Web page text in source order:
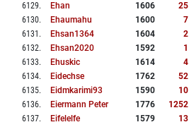
6129. Ehan 1606 25
6130. Ehaumahu 1600 7
6131 . Ehsan1364 1604 2
6132. Ehsan2020 1592 1
6133. Ehuskic 1614 4
6134. Eidechse 1762 52
6135. Eidmkarimi93 1590 10
6136. Eiermann Peter 1776 1252
6137. Eifelelfe 1579 13